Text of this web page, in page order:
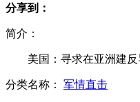
烧伤后首复出 Selina坦
分享到：
简介：
美国：寻求在亚洲建反
分类名称： 军情直击